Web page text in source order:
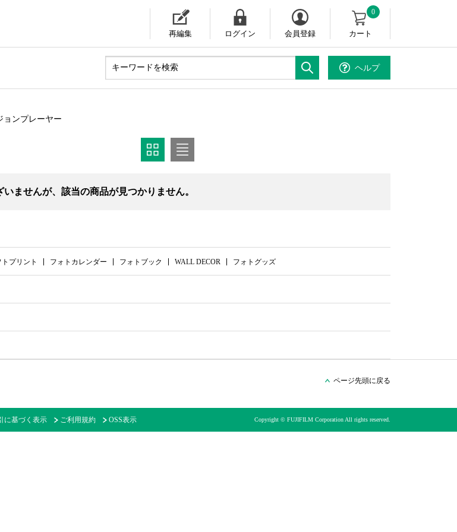
再編集 ログイン 会員登録 カート
0
ヘルプ
ョンプレーヤー
いませんが、該当の商品が見つかりません。
プリント フォトカレンダー フォトブック WALL DECOR フォトグッズ
ページ先頭に戻る
に基づく表示 ご利用規約 OSS表示 Copyright © FUJIFILM Corporation All rights reserved.